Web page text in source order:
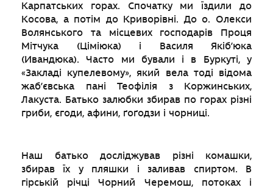
Карпатських горах. Спочатку ми їздили до
Косова, а потім до Криворівні. До о. Олекси
Волянського та місцевих господарів Проця
Мітчука (Ціміюка) і Василя Якіб’юка
(Ивандюка). Часто ми бували і в Буркуті, у
«Закладі купелевому», який вела тоді відома
жаб’євська пані Теофілія з Коржинських,
Лакуста. Батько залюбки збирав по горах різні
гриби, єгоди, афини, ґоґодзи і чорниці.
Наш батько досліджував різні комашки,
збирав їх у пляшки і заливав спиртом. В
гірській річці Чорний Черемош, потоках і